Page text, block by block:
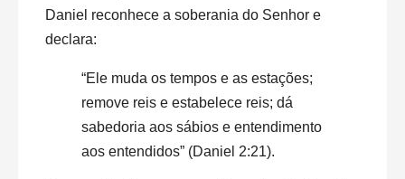
Daniel reconhece a soberania do Senhor e
declara:
“Ele muda os tempos e as estações;
remove reis e estabelece reis; dá
sabedoria aos sábios e entendimento
aos entendidos” (Daniel 2:21).